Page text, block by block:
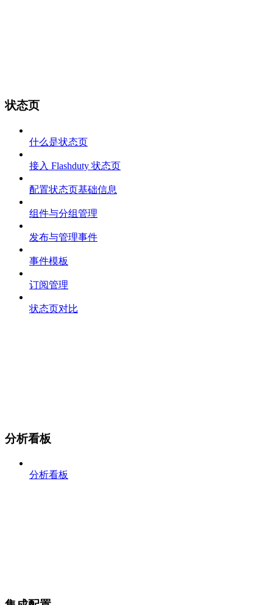
状态页
什么是状态页
接入 Flashduty 状态页
配置状态页基础信息
组件与分组管理
发布与管理事件
事件模板
订阅管理
状态页对比
分析看板
分析看板